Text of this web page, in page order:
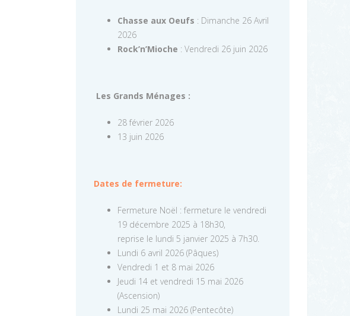
Chasse aux Oeufs : Dimanche 26 Avril
2026
Rock’n’Mioche : Vendredi 26 juin 2026
Les Grands Ménages :
28 février 2026
13 juin 2026
Dates de fermeture:
Fermeture Noël : fermeture le vendredi
19 décembre 2025 à 18h30,
reprise le lundi 5 janvier 2025 à 7h30.
Lundi 6 avril 2026 (Pâques)
Vendredi 1 et 8 mai 2026
Jeudi 14 et vendredi 15 mai 2026
(Ascension)
Lundi 25 mai 2026 (Pentecôte)